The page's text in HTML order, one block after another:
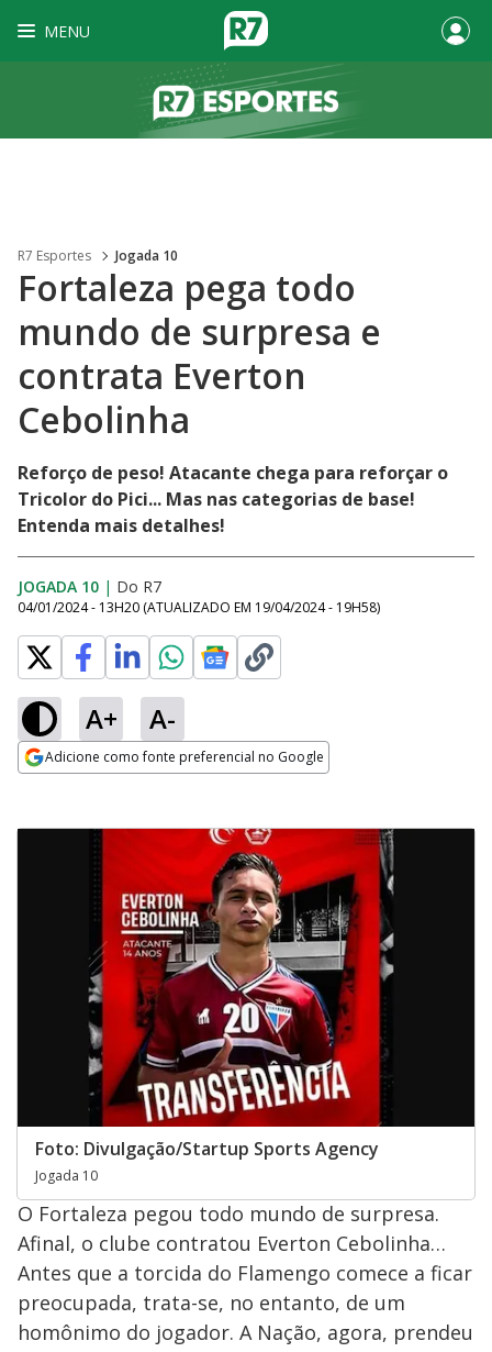
MENU
R7 Esportes Jogada 10
Fortaleza pega todo
mundo de surpresa e
contrata Everton
Cebolinha
Reforço de peso! Atacante chega para reforçar o
Tricolor do Pici... Mas nas categorias de base!
Entenda mais detalhes!
JOGADA 10 | Do R7
04/01/2024 - 13H20 (ATUALIZADO EM 19/04/2024 - 19H58)
A+ A-
Adicione como fonte preferencial no Google
Foto: Divulgação/Startup Sports Agency
Jogada 10
O Fortaleza pegou todo mundo de surpresa.
Afinal, o clube contratou Everton Cebolinha…
Antes que a torcida do Flamengo comece a ficar
preocupada, trata-se, no entanto, de um
homônimo do jogador. A Nação, agora, prendeu